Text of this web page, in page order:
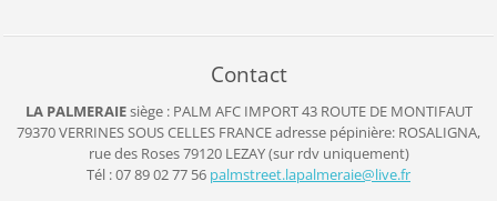
Contact
LA PALMERAIEsiège : PALM AFC IMPORT43 ROUTE DE MONTIFAUT
79370 VERRINES SOUS CELLES FRANCEadresse pépinière: ROSALIGNA,
rue des Roses 79120 LEZAY (sur rdv uniquement)
Tél : 07 89 02 77 56 palmstreet.lapalmeraie@live.fr